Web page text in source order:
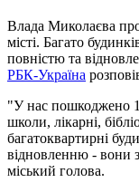
Влада Миколаєва
місті. Багато
повністю та
РБК-Україна
"У нас пошкоджено
школи, лікарні,
багатоквартирні
відновленню - вони
міський голова.